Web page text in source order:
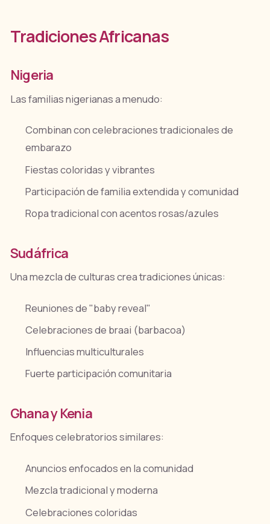
Tradiciones Africanas
Nigeria
Las familias nigerianas a menudo:
Combinan con celebraciones tradicionales de
embarazo
Fiestas coloridas y vibrantes
Participación de familia extendida y comunidad
Ropa tradicional con acentos rosas/azules
Sudáfrica
Una mezcla de culturas crea tradiciones únicas:
Reuniones de "baby reveal"
Celebraciones de braai (barbacoa)
Influencias multiculturales
Fuerte participación comunitaria
Ghana y Kenia
Enfoques celebratorios similares:
Anuncios enfocados en la comunidad
Mezcla tradicional y moderna
Celebraciones coloridas